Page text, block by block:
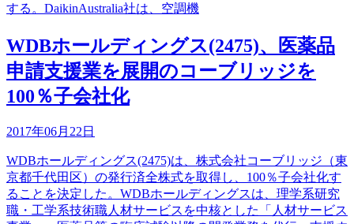
する。DaikinAustralia社は、空調機
WDBホールディングス(2475)、医薬品
申請支援業を展開のコーブリッジを
100％子会社化
2017年06月22日
WDBホールディングス(2475)は、株式会社コーブリッジ（東
京都千代田区）の発行済全株式を取得し、100％子会社化す
ることを決定した。WDBホールディングスは、理学系研究
職・工学系技術職人材サービスを中核とした「人材サービス